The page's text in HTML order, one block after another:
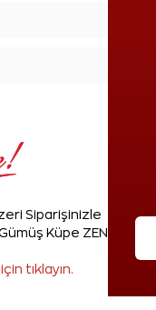
Siparişinizle
Küpe ZEN'den
tıklayın.